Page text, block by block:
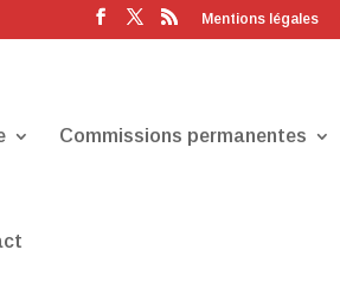
Mentions légales
Commissions permanentes